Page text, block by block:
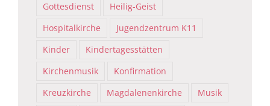
Gottesdienst
Heilig-Geist
Hospitalkirche
Jugendzentrum K11
Kinder
Kindertagesstätten
Kirchenmusik
Konfirmation
Kreuzkirche
Magdalenenkirche
Musik